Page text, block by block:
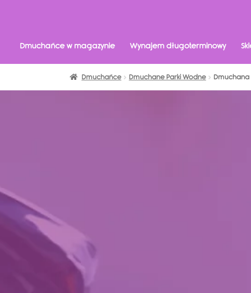
Dmuchańce w magazynie Wynajem długoterminowy
Dmuchańce Dmuchane Parki Wodne Dmuchana